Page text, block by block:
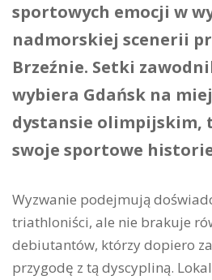
sportowych emocji w
nadmorskiej scenerii
Brzeźnie. Setki
wybiera Gdańsk na
dystansie olimpijskim,
swoje sportowe
Wyzwanie podejmują
triathloniści, ale nie brakuje
debiutantów, którzy dopiero
przygodę z tą dyscypliną.